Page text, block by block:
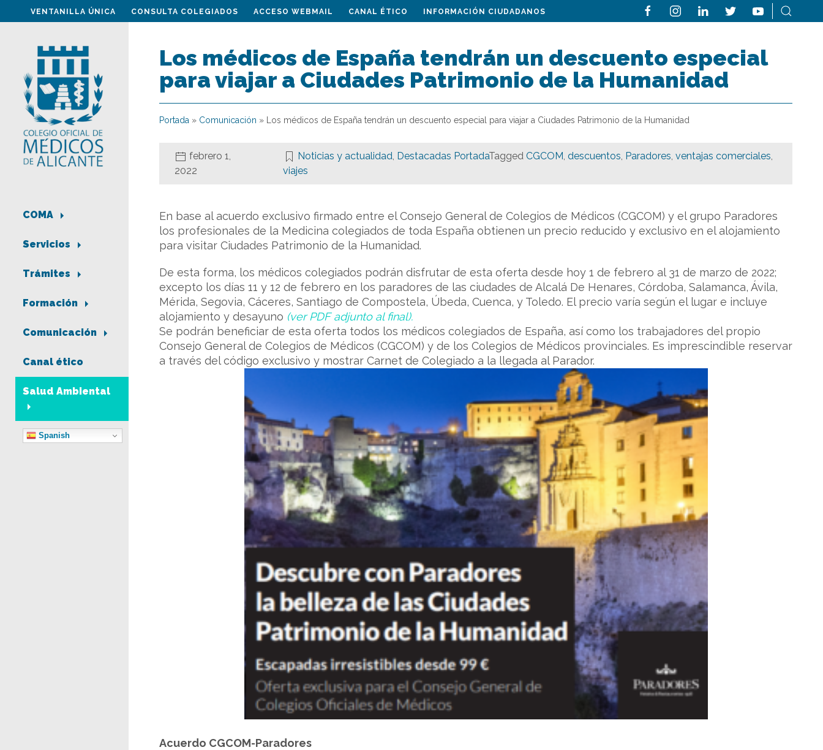
VENTANILLA ÚNICA CONSULTA COLEGIADOS ACCESO WEBMAIL CANAL ÉTICO INFORMACIÓN CIUDADANOS
COMA
Servicios
Trámites
Formación
Comunicación
Canal ético
Salud Ambiental
Spanish
Los médicos de España tendrán un descuento especial
para viajar a Ciudades Patrimonio de la Humanidad
Portada » Comunicación » Los médicos de España tendrán un descuento especial para viajar a Ciudades Patrimonio de la Humanidad
febrero 1,
2022
Noticias y actualidad, Destacadas PortadaTaggedCGCOM,descuentos, Paradores,ventajas comerciales,
viajes
En base al acuerdo exclusivo firmado entre el Consejo General de Colegios de Médicos (CGCOM) y el grupo Paradores
los profesionales de la Medicina colegiados de toda España obtienen un precio reducido y exclusivo en el alojamiento
para visitar Ciudades Patrimonio de la Humanidad.
De esta forma, los médicos colegiados podrán disfrutar de esta oferta desde hoy 1 de febrero al 31 de marzo de 2022;
excepto los días 11 y 12 de febrero en los paradores de las ciudades de Alcalá De Henares, Córdoba, Salamanca, Ávila,
Mérida, Segovia, Cáceres, Santiago de Compostela, Úbeda, Cuenca, y Toledo. El precio varía según el lugar e incluye
alojamiento y desayuno (ver PDF adjunto al final).
Se podrán beneficiar de esta oferta todos los médicos colegiados de España, así como los trabajadores del propio
Consejo General de Colegios de Médicos (CGCOM) y de los Colegios de Médicos provinciales. Es imprescindible reservar
a través del código exclusivo y mostrar Carnet de Colegiado a la llegada al Parador.
Acuerdo CGCOM-Paradores